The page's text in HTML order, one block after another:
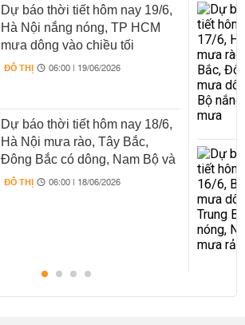
Dự báo thời tiết hôm nay 19/6,
Hà Nội nắng nóng, TP HCM
mưa dông vào chiều tối
ĐÔ THỊ 06:00 | 19/06/2026
Dự báo thời tiết hôm nay 18/6,
Hà Nội mưa rào, Tây Bắc,
Đông Bắc có dông, Nam Bộ và
Trung Bộ nắng nóng xen mưa
ĐÔ THỊ 06:00 | 18/06/2026